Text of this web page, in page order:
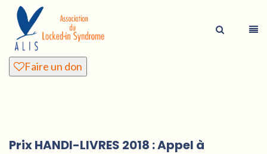
Faire un don
Prix HANDI-LIVRES 2018 : Appel à